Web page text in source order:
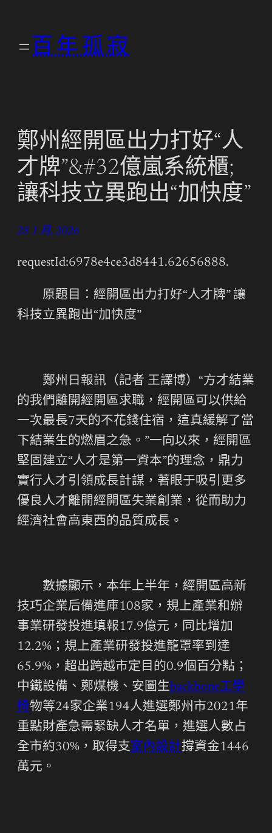
百年孤寂
鄭州經開區出力打好“人
才牌”&#32億嵐系統櫃;
讓科技立異跑出“加快度”
28 1 月, 2026
requestId:6978e4ce3d8441.62656888.
原題目：經開區出力打好“人才牌” 讓
科技立異跑出“加快度”
鄭州日報訊（記者 王譯博）“方才結業
的我們離開經開區求職，經開區可以供給
一次最長7天的不花錢住宿，這真緩解了當
下結業生的燃眉之急。”一向以來，經開區
堅固建立“人才是第一資本”的理念，鼎力
實行人才引領成長計謀，著眼于吸引更多
優良人才離開經開區失業創業，從而助力
經濟社會高東西的品質成長。
數據顯示，本年上半年，經開區高新
技巧企業后備進庫108家，規上產業和辦
事業研發投進填報17.9億元，同比增加
12.2%；規上產業研發投進籠罩率到達
65.9%，超出跨越市定目的0.9個百分點；
中鐵設備、鄭煤機、安圖生backbone工學
椅物等24家企業194人進選鄭州市2021年
重點財產急需緊缺人才名單，進選人數占
全市約30%，取得支室內設計撐資金1446
萬元。